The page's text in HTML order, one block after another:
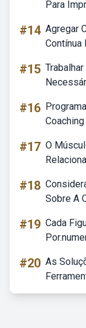
Para
#14 Agregar
#15
#16
#17 O
#18
Sobre A
#19 Cada
#20 As